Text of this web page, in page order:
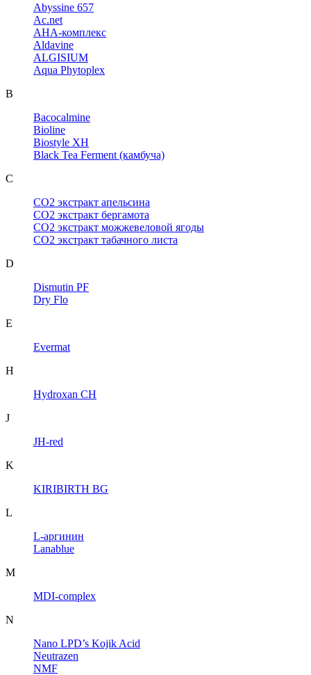
Abyssine 657
Ac.net
AHA-комплекс
Aldavine
ALGISIUM
Aqua Phytoplex
B
Bacocalmine
Bioline
Biostyle XH
Black Tea Ferment (камбуча)
C
CO2 экстракт апельсина
CO2 экстракт бергамота
CO2 экстракт можжевеловой ягоды
CO2 экстракт табачного листа
D
Dismutin PF
Dry Flo
E
Evermat
H
Hydroxan CH
J
JH-red
K
KIRIBIRTH BG
L
L-аргинин
Lanablue
M
MDI-complex
N
Nano LPD’s Kojik Acid
Neutrazen
NMF